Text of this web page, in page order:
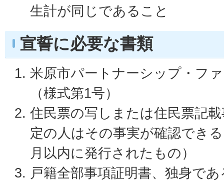
生計が同じであること
宣誓に必要な書類
米原市パートナーシップ・フ
（様式第1号）
住民票の写しまたは住民票記
定の人はその事実が確認でき
月以内に発行されたもの）
戸籍全部事項証明書、独身で